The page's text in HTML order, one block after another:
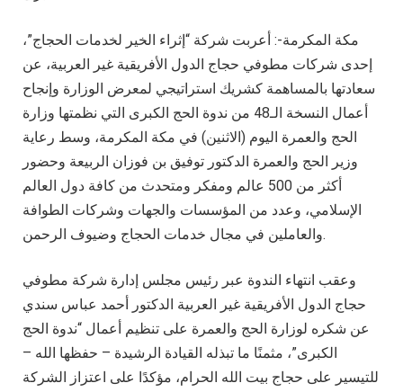
مكة المكرمة-: أعربت شركة “إثراء الخير لخدمات الحجاج”،
إحدى شركات مطوفي حجاج الدول الأفريقية غير العربية، عن
سعادتها بالمساهمة كشريك استراتيجي لمعرض الوزارة وإنجاح
أعمال النسخة الـ48 من ندوة الحج الكبرى التي نظمتها وزارة
الحج والعمرة اليوم (الاثنين) في مكة المكرمة، وسط رعاية
وزير الحج والعمرة الدكتور توفيق بن فوزان الربيعة وحضور
أكثر من 500 عالم ومفكر ومتحدث من كافة دول العالم
الإسلامي، وعدد من المؤسسات والجهات وشركات الطوافة
والعاملين في مجال خدمات الحجاج وضيوف الرحمن.
وعقب انتهاء الندوة عبر رئيس مجلس إدارة شركة مطوفي
حجاج الدول الأفريقية غير العربية الدكتور أحمد عباس سندي
عن شكره لوزارة الحج والعمرة على تنظيم أعمال “ندوة الحج
الكبرى”، مثمنًا ما تبذله القيادة الرشيدة – حفظها الله –
للتيسير على حجاج بيت الله الحرام، مؤكدًا على اعتزاز الشركة